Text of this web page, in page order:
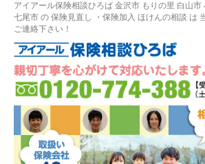
アイアール保険相談ひろば 金沢市 もりの里 白山市
七尾市 の 保険見直し ・保険加入 ほけんの相談 は
ご連絡下さい！